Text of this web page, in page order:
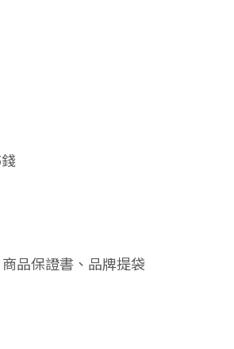
品保證書、品牌提袋